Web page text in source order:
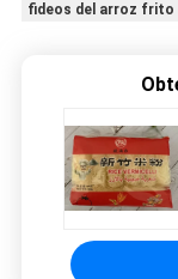
fideos del arroz frito